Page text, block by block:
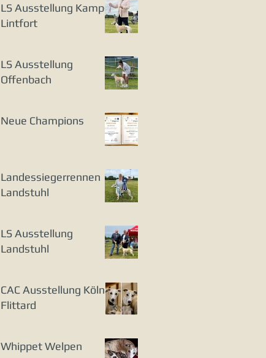
LS Ausstellung Kamp-
Lintfort
LS Ausstellung
Offenbach
Neue Champions
Landessiegerrennen
Landstuhl
LS Ausstellung
Landstuhl
CAC Ausstellung Köln-
Flittard
Whippet Welpen